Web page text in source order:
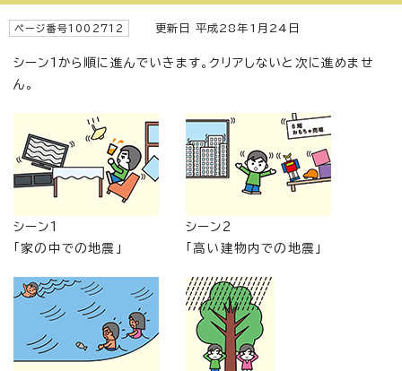
ページ番号1002712 更新日 平成28年1月24日
シーン1から順に進んでいきます。クリアしないと次に進めませ
ん。
シーン1
「家の中での地震」
シーン2
「高い建物内での地震」